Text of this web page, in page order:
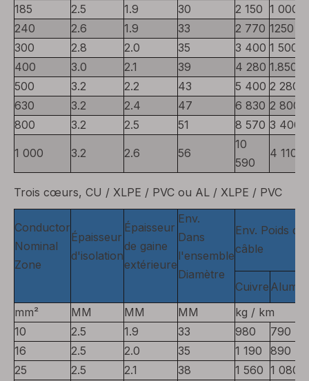
185
2.5 1.9 30 2 150 1 000
240
2.6 1.9 33 2 770 1250
300
2.8 2.0 35 3 400 1 500
400
3.0 2.1 39 4 280 1.850
500
3.2 2.2 43 5 400 2 280
630
3.2 2.4 47 6 830 2 800
800
3.2 2.5 51 8 570 3 400
1 000 3.2 2.6 56
10
590
4 110
Trois cœurs, CU / XLPE / PVC ou AL / XLPE / PVC
Conductor
Nominal
Zone
Épaisseur
d'isolation
Épaisseur
de gaine
extérieure
Env.
Dans
l'ensemble
Diamètre
Env. Poids du
câble
Cuivre
mm²
MM MM MM
kg / km
10
2.5 1.9 33 980
790
16
2.5 2.0 35 1 190
890
25
2.5 2.1 38 1 560 1 080